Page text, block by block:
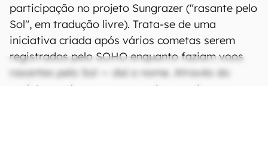
participação no projeto Sungrazer ("rasante pelo
Sol", em tradução livre). Trata-se de uma
iniciativa criada após vários cometas serem
registrados pelo SOHO enquanto faziam voos
rasantes pelo Sol — daí o nome. Através do
projeto, qualquer pessoa pode anunciar a